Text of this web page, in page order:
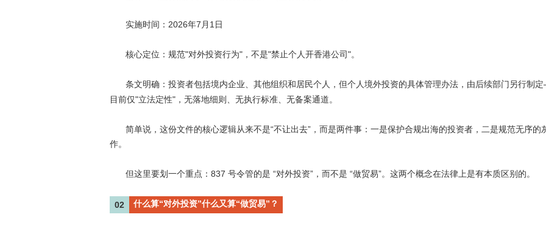
实施时间： 2026年7 月 1 日
核心定位：规范"对外投资行为" ，不是"禁止个人开香港公司 "。
条文明确：投资者包括境内企业、其他组织和居民个人，但个人境外投资的具体管理办法，由后续部门另行制定
目前仅"立法定性" ，无落地细则、无执行标准、无备案通道。
简单说，这份文件的核心逻辑从来不是“不让出去” ，而是两件事：一是保护合规出海的投资者，二是规范无序的
作。
但这里要划一个重点： 837 号令管的是 “对外投资” ，而不是 “做贸易”。这两个概念在法律上是有本质区别的。
02 什么算“对外投资”什么又算“做贸易”？